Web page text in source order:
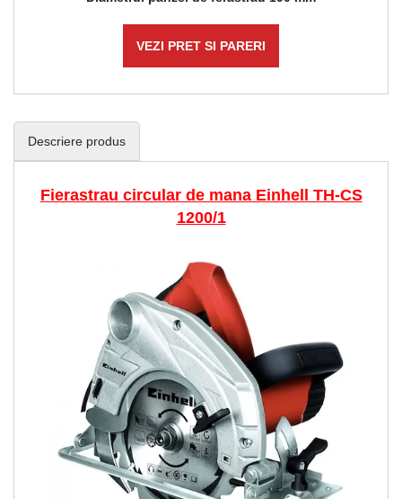
VEZI PRET SI PARERI
Descriere produs
Fierastrau circular de mana Einhell TH-CS
1200/1